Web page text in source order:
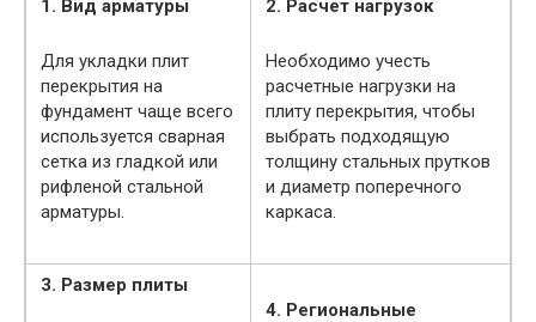
1. Вид арматуры
Для укладки плит
перекрытия на
фундамент чаще всего
используется сварная
сетка из гладкой или
рифленой стальной
арматуры.
2. Расчет нагрузок
Необходимо учесть
расчетные нагрузки на
плиту перекрытия, чтобы
выбрать подходящую
толщину стальных прутков
и диаметр поперечного
каркаса.
3. Размер плиты
4. Региональные